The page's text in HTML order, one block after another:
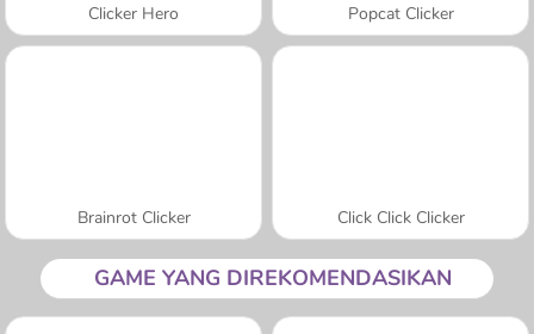
Clicker Hero Popcat Clicker
Brainrot Clicker Click Click Clicker
GAME YANG DIREKOMENDASIKAN